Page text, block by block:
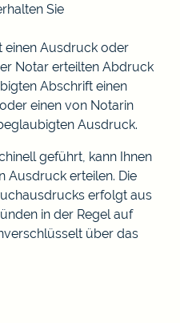
Sie
einen Ausdruck oder
Notar erteilten Abdruck
Abschrift einen
einen von Notarin
Ausdruck.
geführt, kann Ihnen
Ausdruck erteilen. Die
erfolgt aus
in der Regel auf
über das